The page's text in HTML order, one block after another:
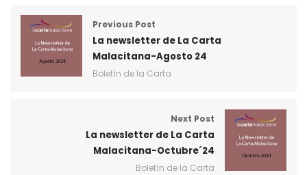
Previous Post
La newsletter de La Carta
Malacitana-Agosto 24
Boletín de la Carta
Next Post
La newsletter de La Carta
Malacitana-Octubre´24
Boletín de la Carta